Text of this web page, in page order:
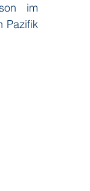
im
Pazifik